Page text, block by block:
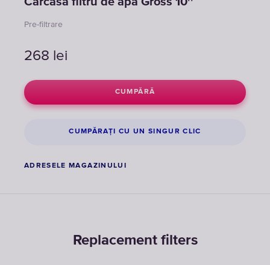
Pre-filtrare
268 lei
CUMPĂRĂ
CUMPĂRAȚI CU UN SINGUR CLIC
ADRESELE MAGAZINULUI
Replacement filters